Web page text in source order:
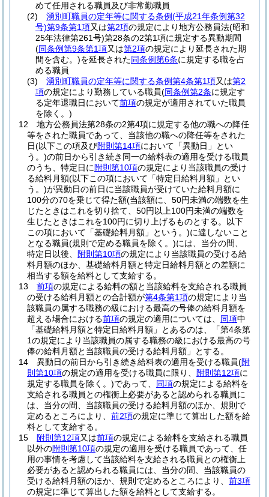
めて任用される職員及び非常勤職員
(2)
湧別町職員の定年等に関する条例(平成21年条例第32
号)第9条第1項又は第2項の規定により地方公務員法(昭和
25年法律第261号)第28条の2第1項に規定する異動期間
(同条例第9条第1項又は第2項の規定により延長された期
間を含む。)を延長された同条例第6条に規定する職を占
める職員
(3)
湧別町職員の定年等に関する条例第4条第1項又は第2
項の規定により勤務している職員(同条例第2条に規定す
る定年退職日において前項の規定が適用されていた職員
を除く。)
12
地方公務員法第28条の2第4項に規定する他の職への降任
等をされた職員であって、当該他の職への降任等をされた
日(以下この項及び附則第14項において「異動日」とい
う。)の前日から引き続き同一の給料表の適用を受ける職員
のうち、特定日に 附則第10項の規定により当該職員の受け
る給料月額(以下この項において「特定日給料月額」とい
う。)が異動日の前日に当該職員が受けていた給料月額に
100分の70を乗じて得た額(当該額に、50円未満の端数を生
じたときはこれを切り捨て、50円以上100円未満の端数を
生じたときはこれを100円に切り上げるものとする。以下
この項において「基礎給料月額」という。)に達しないこと
となる職員(規則で定める職員を除く。)には、当分の間、
特定日以後、
附則第10項の規定により当該職員の受ける給
料月額のほか、基礎給料月額と特定日給料月額との差額に
相当する額を給料として支給する。
13
前項の規定による給料の額と当該給料を支給される職員
の受ける給料月額との合計額が第4条第1項の規定により当
該職員の属する職務の級における最高の号俸の給料月額を
超える場合における前項の規定の適用については、 同項中
「基礎給料月額と特定日給料月額」とあるのは、「第4条第
1の規定により当該職員の属する職務の級における最高の号
俸の給料月額と当該職員の受ける給料月額」とする。
14
異動日の前日から引き続き給料表の適用を受ける職員(附
則第10項の規定の適用を受ける職員に限り、 附則第12項に
規定する職員を除く。)であって、 同項の規定による給料を
支給される職員との権衡上必要があると認められる職員に
は、当分の間、当該職員の受ける給料月額のほか、規則で
定めるところにより、 前2項の規定に準じて算出した額を給
料として支給する。
15
附則第12項又は前項の規定による給料を支給される職員
以外の附則第10項の規定の適用を受ける職員であって、任
用の事情を考慮して当該給料を支給される職員との権衡上
必要があると認められる職員には、当分の間、当該職員の
受ける給料月額のほか、規則で定めるところにより、 前3項
の規定に準じて算出した額を給料として支給する。